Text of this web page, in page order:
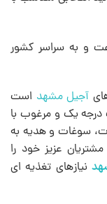
و به سراسر کشور
آجیل مشهد است
درجه یک و مرغوب با
سوغات و هدیه به
عزیز خود را
نیازهای تغذیه ای